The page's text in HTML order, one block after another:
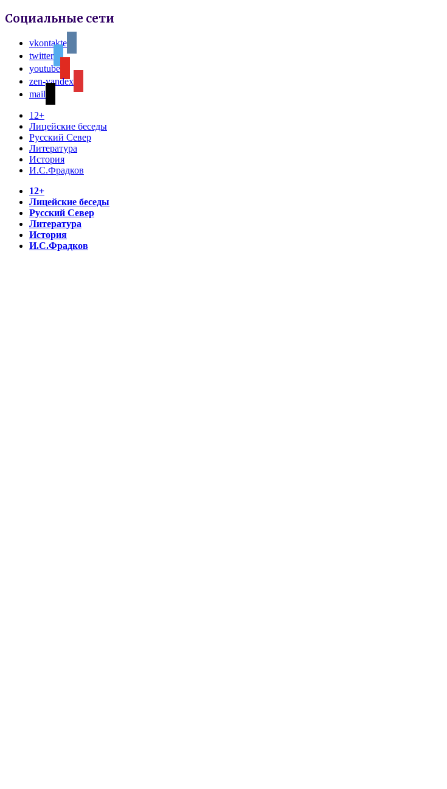
Социальные сети
vkontakte
twitter
youtube
zen-yandex
mail
12+
Лицейские беседы
Русский Север
Литература
История
И.С.Фрадков
12+
Лицейские беседы
Русский Север
Литература
История
И.С.Фрадков